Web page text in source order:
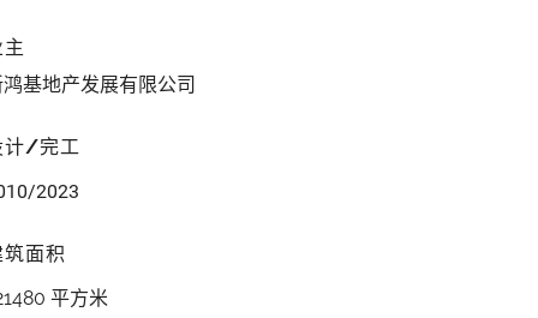
基地产发展有限公司
计/完工
2023
筑面积
平方米